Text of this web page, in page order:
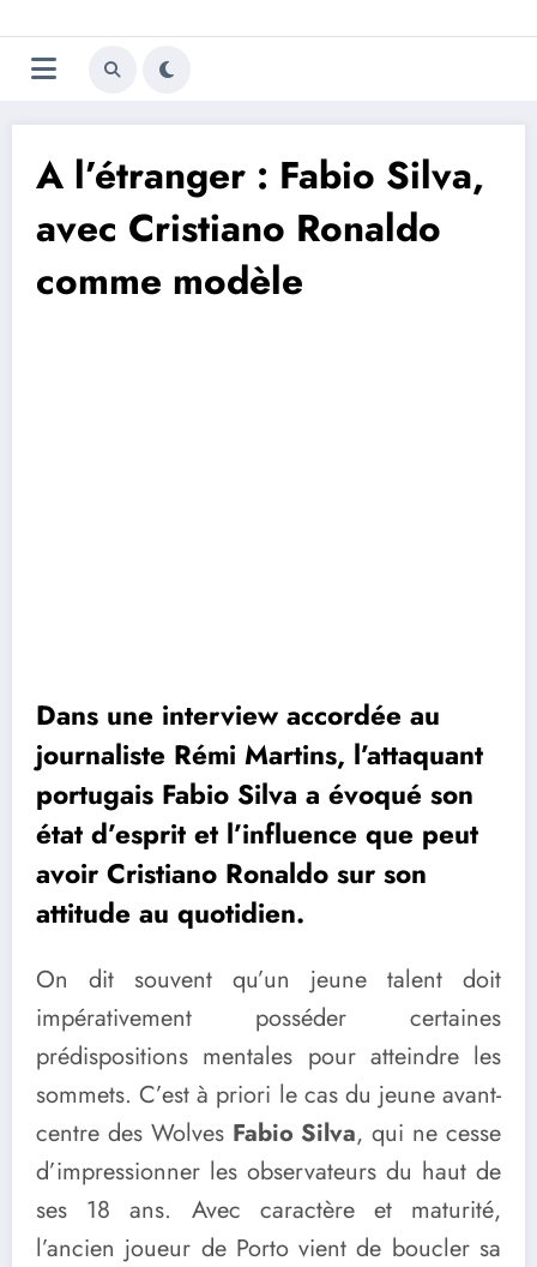
au
contenu
Trivela
L'actualité du football
A l’étranger : Fabio Silva,
avec Cristiano Ronaldo
comme modèle
Dans une interview accordée au
journaliste Rémi Martins, l’attaquant
portugais Fabio Silva a évoqué son
état d’esprit et l’influence que peut
avoir Cristiano Ronaldo sur son
attitude au quotidien.
On dit souvent qu’un jeune talent doit
impérativement posséder certaines
prédispositions mentales pour atteindre les
sommets. C’est à priori le cas du jeune avant-
centre des Wolves Fabio Silva, qui ne cesse
d’impressionner les observateurs du haut de
ses 18 ans. Avec caractère et maturité,
l’ancien joueur de Porto vient de boucler sa